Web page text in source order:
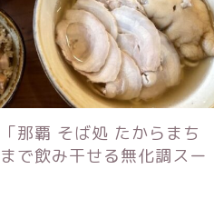
那覇 そば処 たからまち
で飲み干せる無化調スー